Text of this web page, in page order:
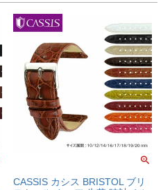
CASSIS カシス BRISTOL ブリ